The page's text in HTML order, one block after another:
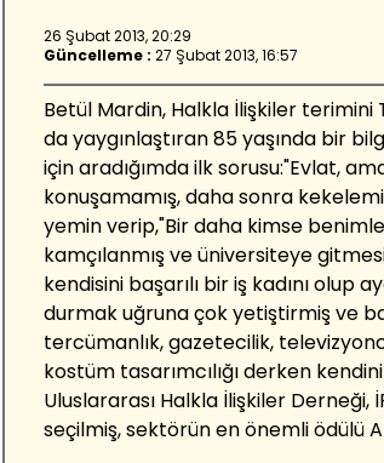
26 Şubat 2013, 20:29
Güncelleme : 27 Şubat 2013, 16:57
Betül Mardin, Halkla İlişkiler
da yaygınlaştıran 85 yaşında bir
için aradığımda ilk sorusu:"Evlat,
konuşamamış, daha sonra
yemin verip,"Bir daha kimse
kamçılanmış ve üniversiteye
kendisini başarılı bir iş kadını olup
durmak uğruna çok yetiştirmiş ve
tercümanlık, gazetecilik,
kostüm tasarımcılığı derken
Uluslararası Halkla İlişkiler Derneği,
seçilmiş, sektörün en önemli ödülü